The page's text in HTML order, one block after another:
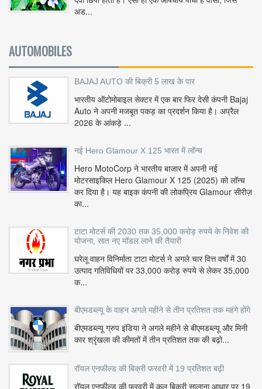
अड...
AUTOMOBILES
BAJAJ AUTO की बिक्री 5 लाख के पार
भारतीय ऑटोमोबाइल सेक्टर में एक बार फिर देसी कंपनी Bajaj
Auto ने अपनी मजबूत पकड़ का प्रदर्शन किया है। अप्रैल
2026 के आंकड़े ...
नई Hero Glamour X 125 भारत में लॉन्च
Hero MotoCorp ने भारतीय बाजार में अपनी नई
मोटरसाइकिल Hero Glamour X 125 (2025) को लॉन्च
कर दिया है। यह बाइक कंपनी की लोकप्रिय Glamour सीरीज़
का...
टाटा मोटर्स की 2030 तक 35,000 करोड़ रुपये के निवेश की
योजना, सात नए मॉडल लाने की तैयारी
घरेलू वाहन विनिर्माता टाटा मोटर्स ने अगले चार वित्त वर्षों में 30
उत्पाद गतिविधियों पर 33,000 करोड़ रुपये से लेकर 35,000
क...
बीएमडब्ल्यू के वाहन अगले महीने से तीन प्रतिशत तक महंगे होंगे
बीएमडब्ल्यू ग्रुप इंडिया ने अगले महीने से बीएमडब्ल्यू और मिनी
कार श्रृंखला की कीमतों में तीन प्रतिशत तक की बढ़ो...
रॉयल एनफील्ड की बिक्री फरवरी में 19 प्रतिशत बढ़ी
रॉयल एनफील्ड की फरवरी में कुल बिक्री सालाना आधार पर 19